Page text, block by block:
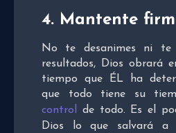
4. Mantente
No te desanimes ni
resultados, Dios obrará
tiempo que ÉL ha
que todo tiene su
control
de todo. Es el
Dios lo que salvará a